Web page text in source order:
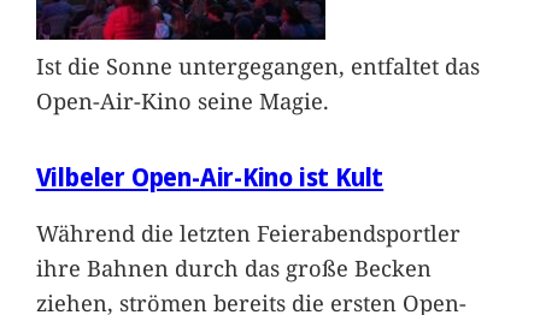
Ist die Sonne untergegangen, entfaltet das
Open-Air-Kino seine Magie.
Vilbeler Open-Air-Kino ist Kult
Während die letzten Feierabendsportler
ihre Bahnen durch das große Becken
ziehen, strömen bereits die ersten Open-